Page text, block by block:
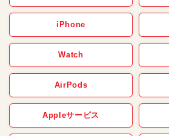
iPhone
Watch
AirPods
Appleサービス